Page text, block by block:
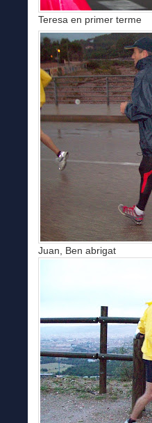
Teresa en primer terme
Juan, Ben abrigat